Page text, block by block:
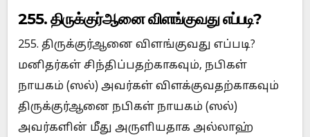
255. திருக்குர்ஆனை விளங்குவது எப்படி?
255. திருக்குர்ஆனை விளங்குவது எப்படி?
மனிதர்கள் சிந்திப்பதற்காகவும், நபிகள்
நாயகம் (ஸல்) அவர்கள் விளக்குவதற்காகவும்
திருக்குர்ஆனை நபிகள் நாயகம் (ஸல்)
அவர்களின் மீது அருளியதாக அல்லாஹ்